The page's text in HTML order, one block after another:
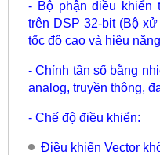
- Bộ phận điều khiển
trên DSP 32-bit (Bộ
tốc độ cao và hiệu
- Chỉnh tần số bằng
analog, truyền thông,
- Chế độ điều khiển:
Điều khiển Vector